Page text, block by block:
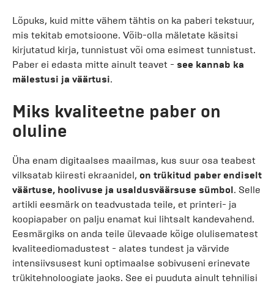
Lõpuks, kuid mitte vähem tähtis on ka paberi tekstuur,
mis tekitab emotsioone. Võib-olla mäletate käsitsi
kirjutatud kirja, tunnistust või oma esimest tunnistust.
Paber ei edasta mitte ainult teavet - see kannab ka
mälestusi ja väärtusi.
Miks kvaliteetne paber on
oluline
Üha enam digitaalses maailmas, kus suur osa teabest
vilksatab kiiresti ekraanidel, on trükitud paber endiselt
väärtuse, hoolivuse ja usaldusväärsuse sümbol. Selle
artikli eesmärk on teadvustada teile, et printeri- ja
koopiapaber on palju enamat kui lihtsalt kandevahend.
Eesmärgiks on anda teile ülevaade kõige olulisematest
kvaliteediomadustest - alates tundest ja värvide
intensiivsusest kuni optimaalse sobivuseni erinevate
trükitehnoloogiate jaoks. See ei puuduta ainult tehnilisi